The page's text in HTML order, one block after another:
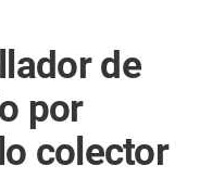
de
por
colector